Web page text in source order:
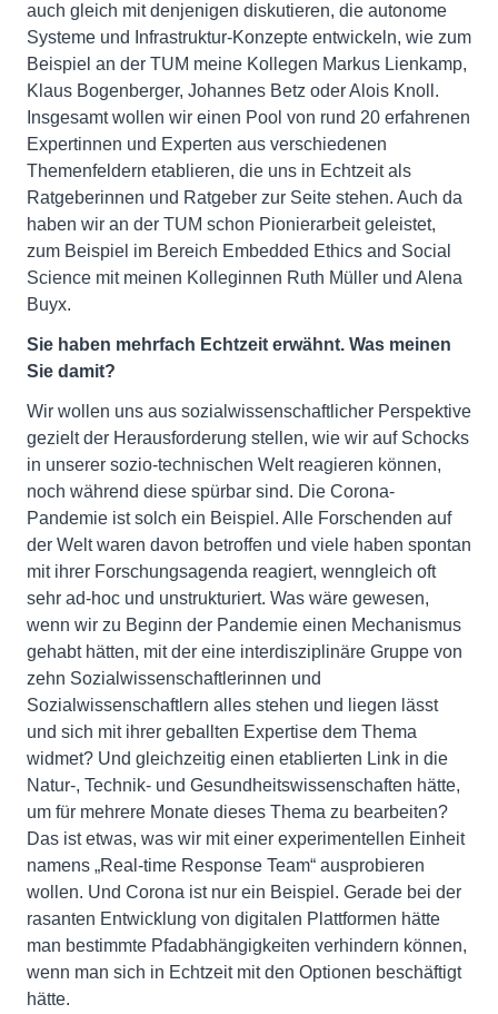
auch gleich mit denjenigen diskutieren, die autonome
Systeme und Infrastruktur-Konzepte entwickeln, wie zum
Beispiel an der TUM meine Kollegen Markus Lienkamp,
Klaus Bogenberger, Johannes Betz oder Alois Knoll.
Insgesamt wollen wir einen Pool von rund 20 erfahrenen
Expertinnen und Experten aus verschiedenen
Themenfeldern etablieren, die uns in Echtzeit als
Ratgeberinnen und Ratgeber zur Seite stehen. Auch da
haben wir an der TUM schon Pionierarbeit geleistet,
zum Beispiel im Bereich Embedded Ethics and Social
Science mit meinen Kolleginnen Ruth Müller und Alena
Buyx.
Sie haben mehrfach Echtzeit erwähnt. Was meinen
Sie damit?
Wir wollen uns aus sozialwissenschaftlicher Perspektive
gezielt der Herausforderung stellen, wie wir auf Schocks
in unserer sozio-technischen Welt reagieren können,
noch während diese spürbar sind. Die Corona-
Pandemie ist solch ein Beispiel. Alle Forschenden auf
der Welt waren davon betroffen und viele haben spontan
mit ihrer Forschungsagenda reagiert, wenngleich oft
sehr ad-hoc und unstrukturiert. Was wäre gewesen,
wenn wir zu Beginn der Pandemie einen Mechanismus
gehabt hätten, mit der eine interdisziplinäre Gruppe von
zehn Sozialwissenschaftlerinnen und
Sozialwissenschaftlern alles stehen und liegen lässt
und sich mit ihrer geballten Expertise dem Thema
widmet? Und gleichzeitig einen etablierten Link in die
Natur-, Technik- und Gesundheitswissenschaften hätte,
um für mehrere Monate dieses Thema zu bearbeiten?
Das ist etwas, was wir mit einer experimentellen Einheit
namens „Real-time Response Team“ ausprobieren
wollen. Und Corona ist nur ein Beispiel. Gerade bei der
rasanten Entwicklung von digitalen Plattformen hätte
man bestimmte Pfadabhängigkeiten verhindern können,
wenn man sich in Echtzeit mit den Optionen beschäftigt
hätte.